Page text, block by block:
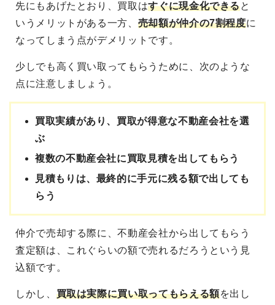
先にもあげたとおり、買取はすぐに現金化できると
いうメリットがある一方、 売却額が仲介の7割程度に
なってしまう点がデメリットです。
少しでも高く買い取ってもらうために、次のような
点に注意しましょう。
買取実績があり、買取が得意な不動産会社を選
ぶ
複数の不動産会社に買取見積を出してもらう
見積もりは、最終的に手元に残る額で出しても
らう
仲介で売却する際に、不動産会社から出してもらう
査定額は、これぐらいの額で売れるだろうという見
込額です。
しかし、 買取は実際に買い取ってもらえる額を出し